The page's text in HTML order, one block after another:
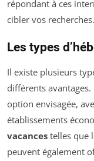
répondant à ces
cibler vos recherches.
Les types
Il existe plusieurs
différents avantages.
option envisagée,
établissements
vacances telles que
peuvent également